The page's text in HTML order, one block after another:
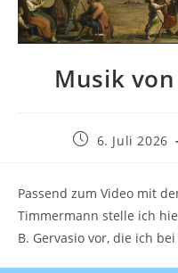
Musik
Beitrag6. Juli 2026
Passend zum Video mit
Timmermann stelle ich
B. Gervasio vor, die ich